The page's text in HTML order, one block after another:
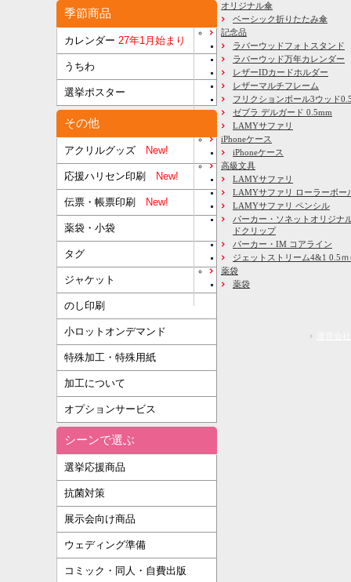
季節商品
カレンダー 27年1月始まり
うちわ
選挙ポスター
その他
アクリルグッズ New!
応援ハリセン印刷 New!
伝票・帳票印刷 New!
薬袋・小袋
タグ
ジャケット
のし印刷
小ロットオンデマンド
特殊加工・特殊用紙
加工について
オプションサービス
シーンで選ぶ
選挙応援商品
抗菌対策
展示会向け商品
ウェディング準備
コミック・同人・自費出版
オリジナル傘
ベーシック折りたたみ傘
記念品
ラバーウッドフォトスタンド
ラバーウッド万年カレンダー
レザーIDカードホルダー
レザーマルチフレーム
フリクションボール3ウッド
ゼブラ デルガード 0.5mm
LAMYサファリ
iPhoneケース
iPhoneケース
高級文具
LAMYサファリ
LAMYサファリ ローラーボー
LAMYサファリ ペンシル
パーカー・ソネットオリジナ
ドクリップ
パーカー・IM コアライン
ジェットストリーム4&1 0.5ｍ
薬袋
薬袋